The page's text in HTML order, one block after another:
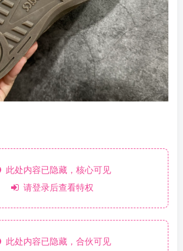
此处内容已隐藏，核心可见
请登录后查看特权
此处内容已隐藏，合伙可见